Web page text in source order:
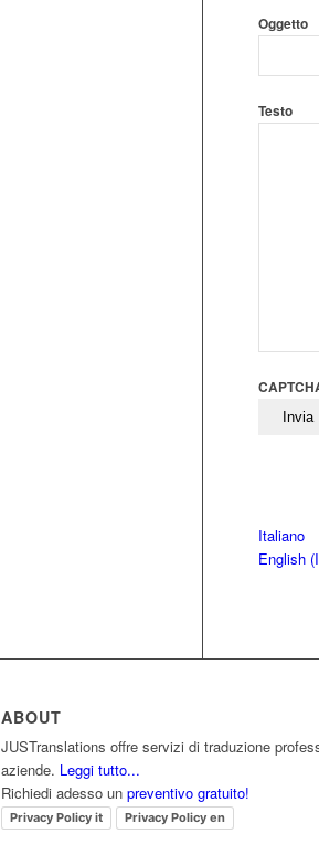
Oggetto
Testo
Italiano
English (
ABOUT
JUSTranslations offre servizi di traduzione
aziende. Leggi tutto...
Richiedi adesso unpreventivo gratuito!
Privacy Policy it Privacy Policy en